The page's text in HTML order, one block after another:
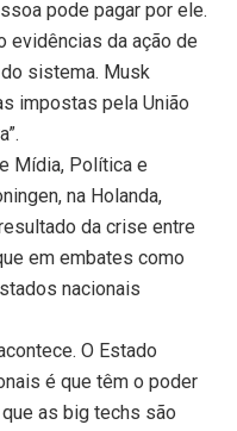
pode pagar por ele.
evidências da ação de
sistema. Musk
impostas pela União
Mídia, Política e
na Holanda,
da crise entre
em embates como
nacionais
O Estado
é que têm o poder
as big techs são